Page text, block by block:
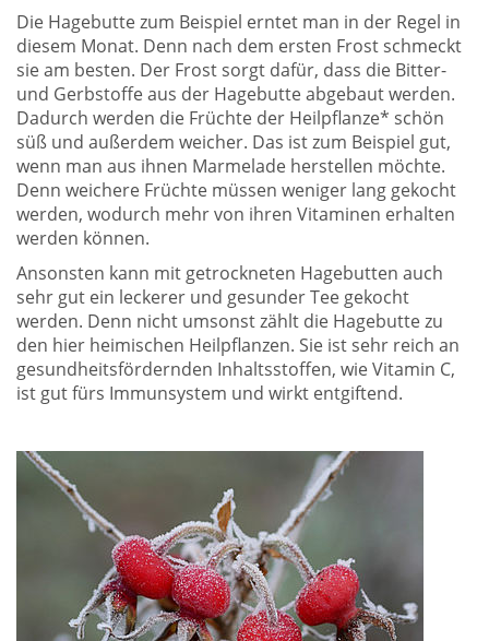
Die Hagebutte zum Beispiel erntet man in der Regel in
diesem Monat. Denn nach dem ersten Frost schmeckt
sie am besten. Der Frost sorgt dafür, dass die Bitter-
und Gerbstoffe aus der Hagebutte abgebaut werden.
Dadurch werden die Früchte der Heilpflanze* schön
süß und außerdem weicher. Das ist zum Beispiel gut,
wenn man aus ihnen Marmelade herstellen möchte.
Denn weichere Früchte müssen weniger lang gekocht
werden, wodurch mehr von ihren Vitaminen erhalten
werden können.
Ansonsten kann mit getrockneten Hagebutten auch
sehr gut ein leckerer und gesunder Tee gekocht
werden. Denn nicht umsonst zählt die Hagebutte zu
den hier heimischen Heilpflanzen. Sie ist sehr reich an
gesundheitsfördernden Inhaltsstoffen, wie Vitamin C,
ist gut fürs Immunsystem und wirkt entgiftend.